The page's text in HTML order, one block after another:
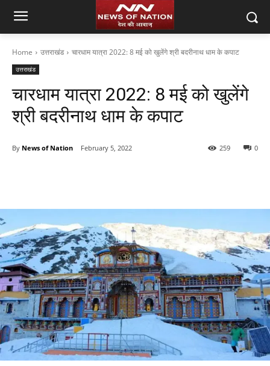
Home उत्तराखंड चारधाम यात्रा 2022: 8 मई को खुलेंगे श्री बदरीनाथ धाम के कपाट
उत्तराखंड
चारधाम यात्रा 2022: 8 मई को खुलेंगे
श्री बदरीनाथ धाम के कपाट
By News of Nation February 5, 2022 0
259